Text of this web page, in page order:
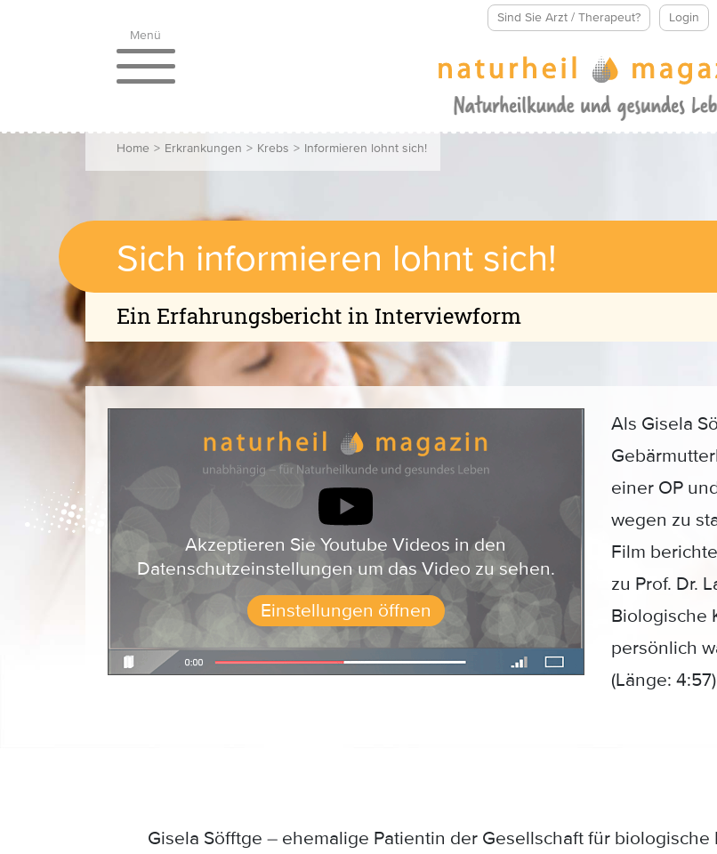
Sind Sie Arzt / Therapeut?
Login
Menü
Home > Erkrankungen > Krebs > Informieren lohnt sich!
Sich informieren lohnt sich!
Ein Erfahrungsbericht in Interviewform
Akzeptieren Sie Youtube Videos in den
Datenschutzeinstellungen um das Video zu sehen.
Einstellungen öffnen
Als Gisela
einer OP
wegen zu
Film
zu Prof. Dr.
Biologische
persönlich
(Länge: 4:57)
Gisela Söfftge – ehemalige Patientin der Gesellschaft für biologische